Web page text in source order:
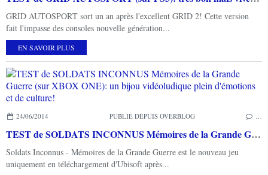
GRID AUTOSPORT sort un an après l'excellent GRID 2! Cette version
fait l'impasse des consoles nouvelle génération...
EN SAVOIR PLUS
24/06/2014 PUBLIÉ DEPUIS OVERBLOG …
TEST de SOLDATS INCONNUS Mémoires de la Grande Guerre (sur XBOX ONE): un bijou vidéoludique plein d'émotions et de culture!
Soldats Inconnus - Mémoires de la Grande Guerre est le nouveau jeu
uniquement en téléchargement d'Ubisoft après...